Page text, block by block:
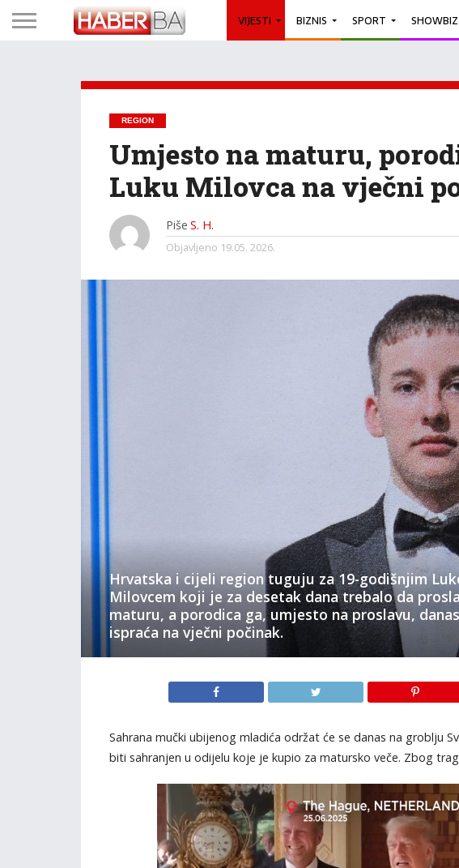
VIJESTI BIZNIS SPORT SHOWBIZ
REGION
Umjesto na maturu,
Luku Milovca na vječni
Piše S. H.
Objavljeno 19.05. 2026.
Hrvatska i cijeli region tuguju za 19-godišnjim
Milovcem koji je za desetak dana trebalo da
maturu, a porodica ga, umjesto na proslavu, danas
ispraća na vječni počinak.
Sahrana mučki ubijenog mladića održat će se danas na groblju
biti sahranjen u odijelu koje je kupio za matursko veče. Zbog